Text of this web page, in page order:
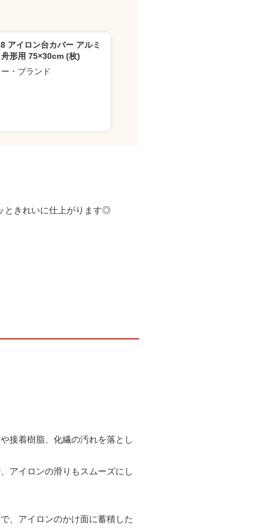
アイロン台カバー アルミ
舟形用 75×30cm (枚)
ー・ブランド
ときれいに仕上がります◎
接着樹脂、化繊の汚れを落とし
アイロンの滑りもスムーズにし
、アイロンのかけ面に蓄積した